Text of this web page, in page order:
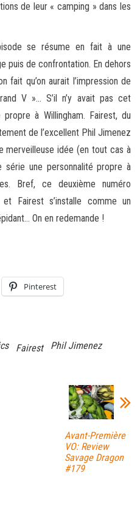
de leur « camping » dans les
se résume en fait à une
puis de confrontation. En dehors
fait qu’on aurait l’impression de
V »… S’il n’y avait pas cet
à Willingham. Fairest, du
de l’excellent Phil Jimenez
merveilleuse idée (en tout cas à
une personnalité propre à
Bref, ce deuxième numéro
Fairest s’installe comme un
On en redemande !
Pinterest
Fairest
Phil Jimenez
Avant-Première
VO: Review
Savage Dragon
#179